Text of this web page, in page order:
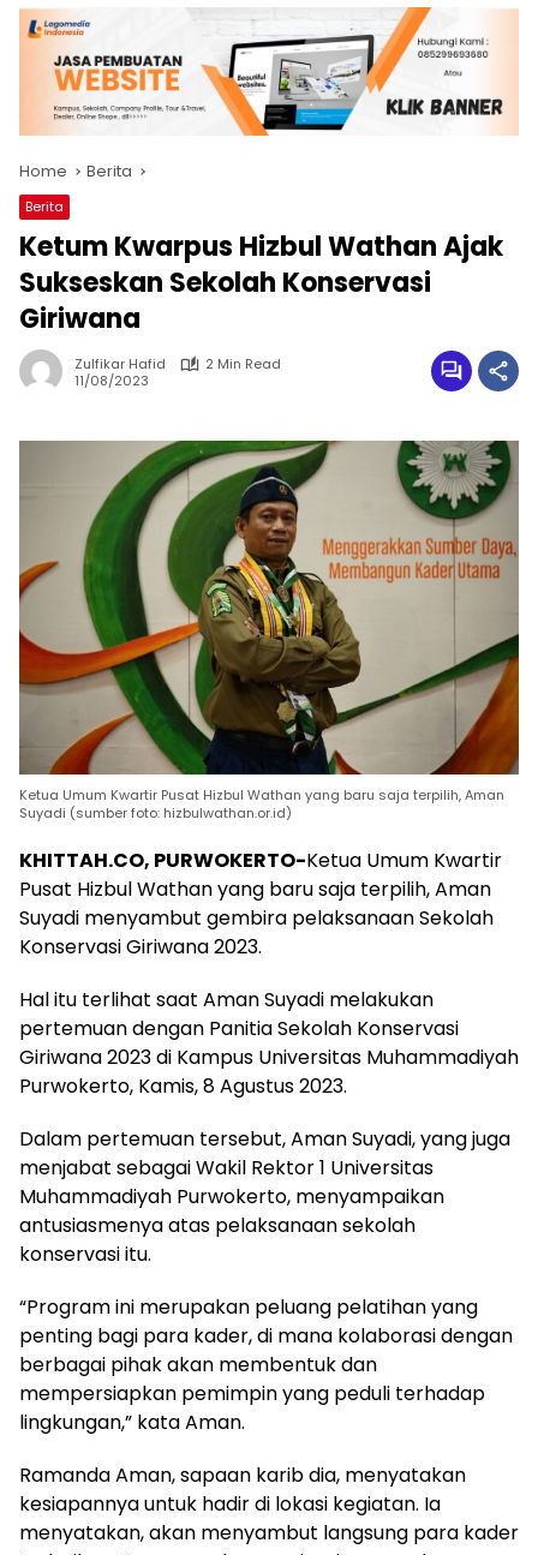
Home Berita
Berita
Ketum Kwarpus Hizbul Wathan Ajak
Sukseskan Sekolah Konservasi
Giriwana
Zulfikar Hafid
2 Min Read
11/08/2023
Ketua Umum Kwartir Pusat Hizbul Wathan yang baru saja terpilih, Aman
Suyadi (sumber foto: hizbulwathan.or.id)
KHITTAH.CO, PURWOKERTO-Ketua Umum Kwartir
Pusat Hizbul Wathan yang baru saja terpilih, Aman
Suyadi menyambut gembira pelaksanaan Sekolah
Konservasi Giriwana 2023.
Hal itu terlihat saat Aman Suyadi melakukan
pertemuan dengan Panitia Sekolah Konservasi
Giriwana 2023 di Kampus Universitas Muhammadiyah
Purwokerto, Kamis, 8 Agustus 2023.
Dalam pertemuan tersebut, Aman Suyadi, yang juga
menjabat sebagai Wakil Rektor 1 Universitas
Muhammadiyah Purwokerto, menyampaikan
antusiasmenya atas pelaksanaan sekolah
konservasi itu.
“Program ini merupakan peluang pelatihan yang
penting bagi para kader, di mana kolaborasi dengan
berbagai pihak akan membentuk dan
mempersiapkan pemimpin yang peduli terhadap
lingkungan,” kata Aman.
Ramanda Aman, sapaan karib dia, menyatakan
kesiapannya untuk hadir di lokasi kegiatan. Ia
menyatakan, akan menyambut langsung para kader